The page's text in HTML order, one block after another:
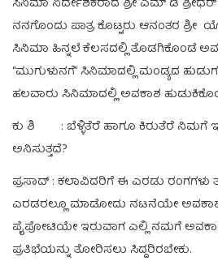
ನನಗೊಂದು ಪಾತ್ರ ಕೊಟ್ಟರು ಆನಂತರ
ಸಿನಿಮಾ ಹಿನ್ನಲೆ ಕೆಲಸದಲ್ಲಿ ತೊಡಗಿಕೊಂಡೆ
“ಮುಗುಳುನಗೆ” ಸಿನಿಮಾದಲ್ಲಿ ಮಂಡ್ಯದ
ಹಲವಾರು ಸಿನಿಮಾದಲ್ಲಿ ಅವಕಾಶ
ಕು ಶಿ : ಬೆಳ್ಳಿತೆರೆ ಹಾಗೂ ಕಿರುತೆರೆ ನಿಮಗೆ
ಅನಿಸುತ್ತದೆ?
ಪ್ರಸಾದ್ : ಕಲಾವಿದರಿಗೆ ಈ ಎರಡು ರಂಗಗಳು
ಎರಡರಲ್ಲೂ ಮಾಡೋದು ನಟನೆಯೇ
ಪೈಪೋಟಿಯೇ ಇರುವಾಗ ಎಲ್ಲಿ ನಮಗೆ
ಪ್ರತಿಭೆಯನ್ನು ತೋರಿಸಲು ಸಿದ್ದರಿರಬೇಕು.